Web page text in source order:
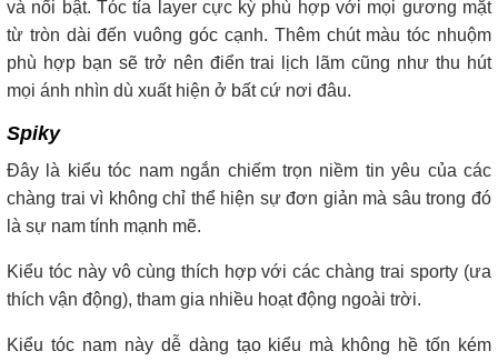
và nổi bật. Tóc tỉa layer cực kỳ phù hợp với mọi gương mặt
từ tròn dài đến vuông góc cạnh. Thêm chút màu tóc nhuộm
phù hợp bạn sẽ trở nên điển trai lịch lãm cũng như thu hút
mọi ánh nhìn dù xuất hiện ở bất cứ nơi đâu.
Spiky
Đây là kiểu tóc nam ngắn chiếm trọn niềm tin yêu của các
chàng trai vì không chỉ thể hiện sự đơn giản mà sâu trong đó
là sự nam tính mạnh mẽ.
Kiểu tóc này vô cùng thích hợp với các chàng trai sporty (ưa
thích vận động), tham gia nhiều hoạt động ngoài trời.
Kiểu tóc nam này dễ dàng tạo kiểu mà không hề tốn kém